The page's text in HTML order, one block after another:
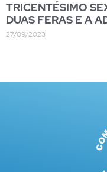
TRICENTÉSIMO
DUAS FERAS E A
27/09/2023